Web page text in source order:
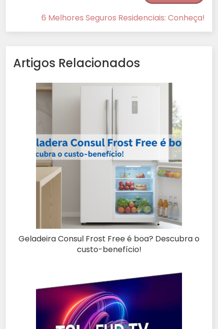
6 Melhores Seguros Residenciais: Conheça!
Artigos Relacionados
Geladeira Consul Frost Free é boa? Descubra o
custo-benefício!